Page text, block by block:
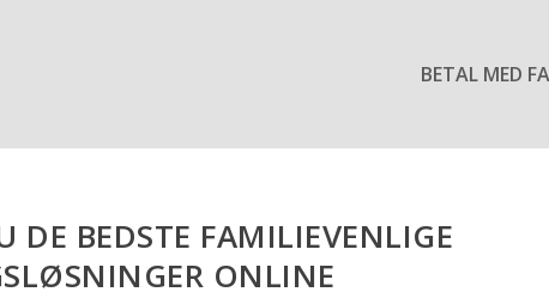
BETAL MED
DE BEDSTE FAMILIEVENLIGE
ONLINE